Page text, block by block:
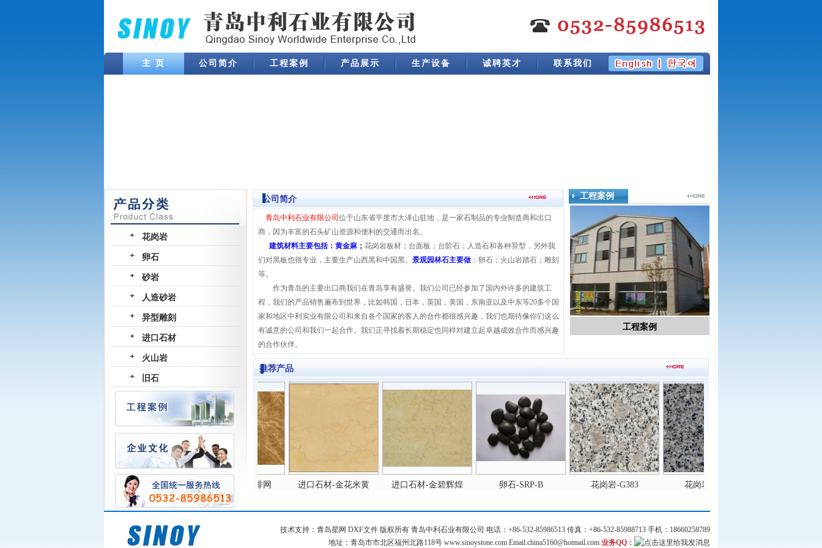
主 页 公司简介 工程案例 产品展示 生产设备 诚聘英才 联系我们
花岗岩
卵石
砂岩
人造砂岩
异型雕刻
进口石材
火山岩
旧石
公司简介
青岛中利石业有限公司 位于山东省平度市大泽山驻地，是一家石制品的专业制造商和出口
商，因为丰富的石头矿山资源和便利的交通而出名。
建筑材料主要包括： 黄金麻； 花岗岩板材；台面板；台阶石；人造石和各种异型，另外我
们对黑板也很专业，主要生产山西黑和中国黑。 景观园林石主要做 ：卵石；火山岩踏石；雕刻
等。
作为青岛的主要出口商我们在青岛享有盛誉。我们公司已经参加了国内外许多的建筑工
程，我们的产品销售遍布到世界，比如韩国，日本，英国，美国，东南亚以及中东等20多个国
家和地区中利实业有限公司和来自各个国家的客人的合作都很感兴趣，我们也期待像你们这么
有诚意的公司和我们一起合作。我们正寻找着长期稳定也同样对建立起卓越成效合作而感兴趣
的合作伙伴。
工程案例
工程案例
推荐产品
进口石材-深啡网 进口石材-浅啡网 进口石材-金花米黄 进口石材-金碧辉煌 卵石-SRP-B 花岗岩-G383 花岗岩-G381
技术支持： 青岛星网 DXF文件 版权所有 青岛中利石业有限公司 电话：+86-532-85986513 传真：+86-532-85988713 手机：18660258789
地址：青岛市市北区福州北路118号 www.sinoystone.com Email:china5160@hotmail.com 业务QQ：